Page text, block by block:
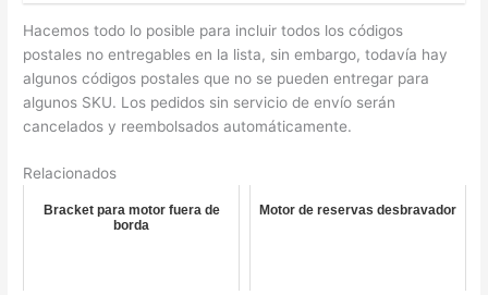
Hacemos todo lo posible para incluir todos los códigos
postales no entregables en la lista, sin embargo, todavía hay
algunos códigos postales que no se pueden entregar para
algunos SKU. Los pedidos sin servicio de envío serán
cancelados y reembolsados automáticamente.
Relacionados
Bracket para motor fuera de
borda
Motor de reservas desbravador